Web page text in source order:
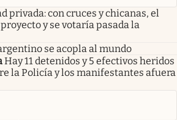
privada: con cruces y chicanas, el
y se votaría pasada la
se acopla al mundo
Hay 11 detenidos y 5 efectivos heridos
la Policía y los manifestantes afuera